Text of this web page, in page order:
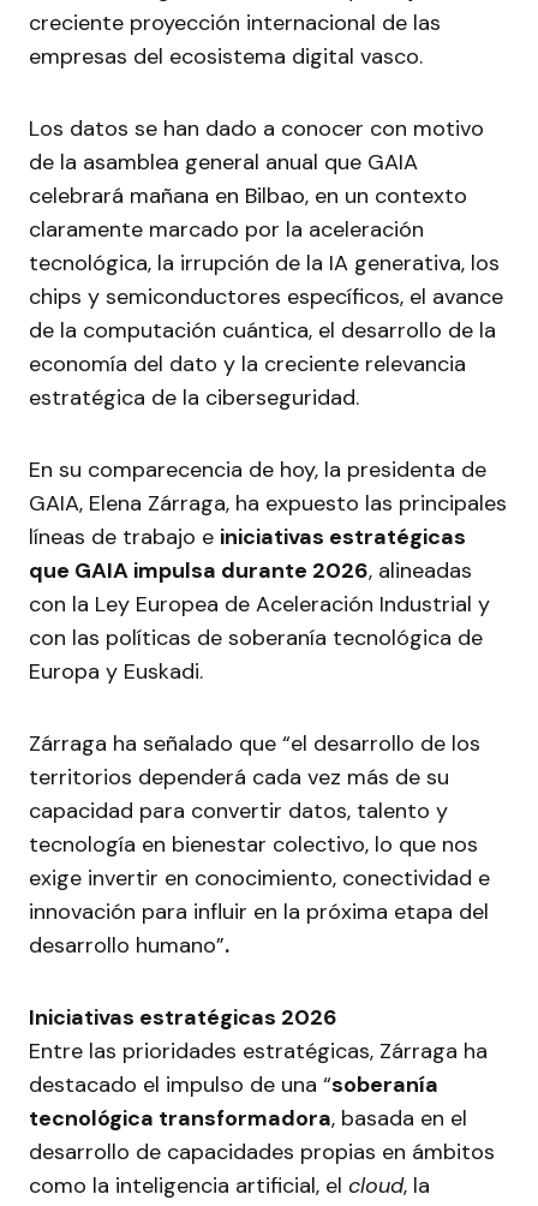
creciente proyección internacional de las
empresas del ecosistema digital vasco.
Los datos se han dado a conocer con motivo
de la asamblea general anual que GAIA
celebrará mañana en Bilbao, en un contexto
claramente marcado por la aceleración
tecnológica, la irrupción de la IA generativa, los
chips y semiconductores específicos, el avance
de la computación cuántica, el desarrollo de la
economía del dato y la creciente relevancia
estratégica de la ciberseguridad.
En su comparecencia de hoy, la presidenta de
GAIA, Elena Zárraga, ha expuesto las principales
líneas de trabajo e iniciativas estratégicas
que GAIA impulsa durante 2026, alineadas
con la Ley Europea de Aceleración Industrial y
con las políticas de soberanía tecnológica de
Europa y Euskadi.
Zárraga ha señalado que “el desarrollo de los
territorios dependerá cada vez más de su
capacidad para convertir datos, talento y
tecnología en bienestar colectivo, lo que nos
exige invertir en conocimiento, conectividad e
innovación para influir en la próxima etapa del
desarrollo humano”.
Iniciativas estratégicas 2026
Entre las prioridades estratégicas, Zárraga ha
destacado el impulso de una “soberanía
tecnológica transformadora, basada en el
desarrollo de capacidades propias en ámbitos
como la inteligencia artificial, el cloud, la